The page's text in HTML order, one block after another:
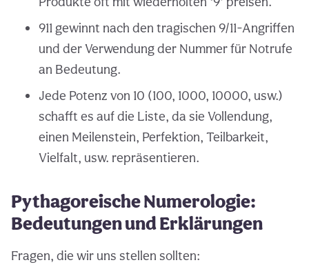
911 gewinnt nach den tragischen 9/11-Angriffen
und der Verwendung der Nummer für Notrufe
an Bedeutung.
Jede Potenz von 10 (100, 1000, 10000, usw.)
schafft es auf die Liste, da sie Vollendung,
einen Meilenstein, Perfektion, Teilbarkeit,
Vielfalt, usw. repräsentieren.
Pythagoreische Numerologie:
Bedeutungen und Erklärungen
Fragen, die wir uns stellen sollten: